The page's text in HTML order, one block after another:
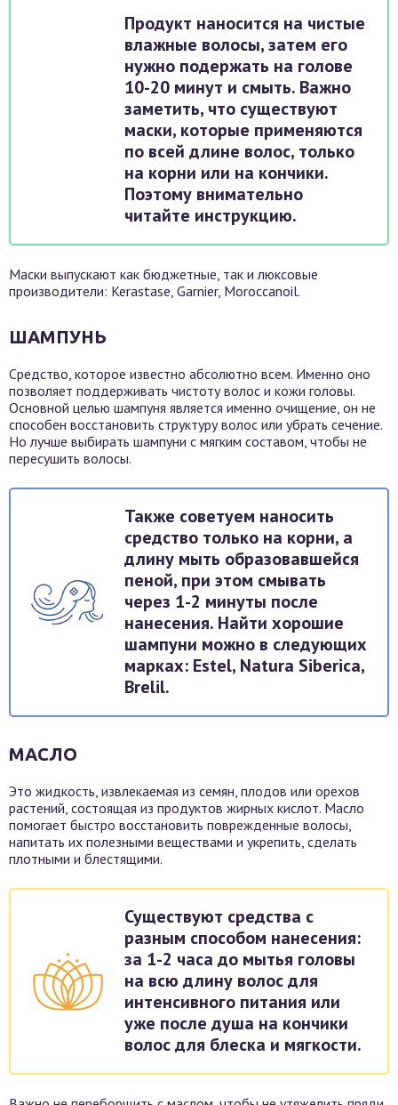
Продукт наносится на чистые
влажные волосы, затем его
нужно подержать на голове
10-20 минут и смыть. Важно
заметить, что существуют
маски, которые применяются
по всей длине волос, только
на корни или на кончики.
Поэтому внимательно
читайте инструкцию.
Маски выпускают как бюджетные, так и люксовые
производители: Kerastase, Garnier, Moroccanoil.
ШАМПУНЬ
Средство, которое известно абсолютно всем. Именно оно
позволяет поддерживать чистоту волос и кожи головы.
Основной целью шампуня является именно очищение, он не
способен восстановить структуру волос или убрать сечение.
Но лучше выбирать шампуни с мягким составом, чтобы не
пересушить волосы.
Также советуем наносить
средство только на корни, а
длину мыть образовавшейся
пеной, при этом смывать
через 1-2 минуты после
нанесения. Найти хорошие
шампуни можно в следующих
марках: Estel, Natura Siberica,
Brelil.
МАСЛО
Это жидкость, извлекаемая из семян, плодов или орехов
растений, состоящая из продуктов жирных кислот. Масло
помогает быстро восстановить поврежденные волосы,
напитать их полезными веществами и укрепить, сделать
плотными и блестящими.
Существуют средства с
разным способом нанесения:
за 1-2 часа до мытья головы
на всю длину волос для
интенсивного питания или
уже после душа на кончики
волос для блеска и мягкости.